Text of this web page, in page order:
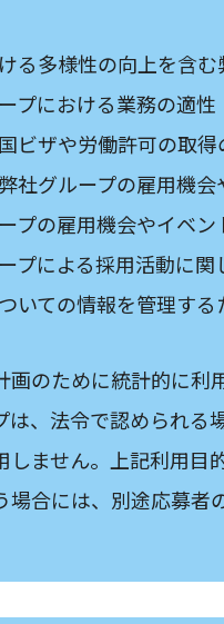
る多様性の向上を含
プにおける業務の適
ビザや労働許可の取得
社グループの雇用機
プの雇用機会やイベ
プによる採用活動に
いての情報を管理する
画のために統計的に利
は、法令で認められる
しません。上記利用目
場合には、別途応募者